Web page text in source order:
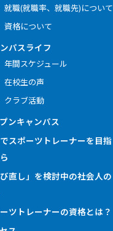
就職(就職率、就職先)について
資格について
パスライフ
年間スケジュール
在校生の声
クラブ活動
ンキャンパス
スポーツトレーナーを目指
び直し」を検討中の社会人の
ツトレーナーの資格とは？